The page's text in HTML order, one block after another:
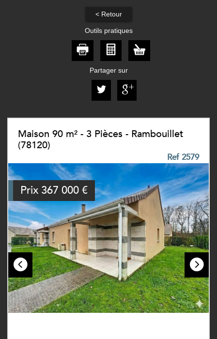
< Retour
Outils pratiques
Partager sur
Maison 90 m² - 3 Pièces - Rambouillet
(78120)
Ref 2579
Prix 367 000 €